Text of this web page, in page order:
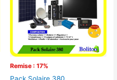
Remise : 17%